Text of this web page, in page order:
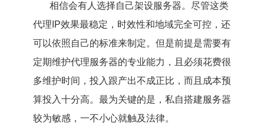
相信会有人选择自己架设服务器。尽管这类
代理IP效果最稳定，时效性和地域完全可控，还
可以依照自己的标准来制定。但是前提是需要有
定期维护代理服务器的专业能力，且必须花费很
多维护时间，投入跟产出不成正比，而且成本预
算投入十分高。最为关键的是，私自搭建服务器
较为敏感，一不小心就触及法律。